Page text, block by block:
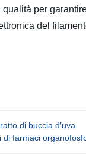
per
del
di buccia d′uva
farmaci